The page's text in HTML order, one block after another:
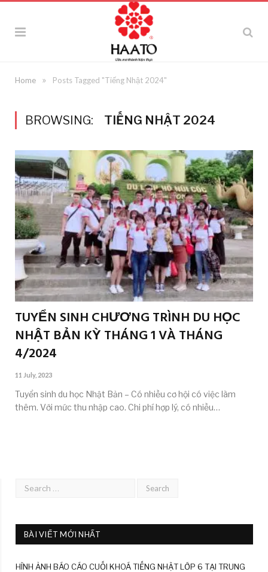
Home » Posts Tagged "Tiếng Nhật 2024"
BROWSING: TIẾNG NHẬT 2024
TUYỂN SINH CHƯƠNG TRÌNH DU HỌC
NHẬT BẢN KỲ THÁNG 1 VÀ THÁNG
4/2024
11 July, 2023
Tuyển sinh du học Nhật Bản – Có nhiều cơ hội có việc làm
thêm. Với mức thu nhập cao. Chi phí hợp lý, có nhiều…
BÀI VIẾT MỚI NHẤT
HÌNH ẢNH BÁO CÁO CUỐI KHOÁ TIẾNG NHẬT LỚP 6 TẠI TRUNG